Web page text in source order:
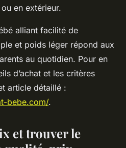
en extérieur.
alliant facilité de
et poids léger répond aux
au quotidien. Pour en
d’achat et les critères
article détaillé :
bebe.com/.
et trouver le